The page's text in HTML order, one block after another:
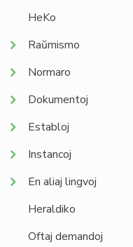
HeKo
Raŭmismo
Normaro
Dokumentoj
Establoj
Instancoj
En aliaj lingvoj
Heraldiko
Oftaj demandoj